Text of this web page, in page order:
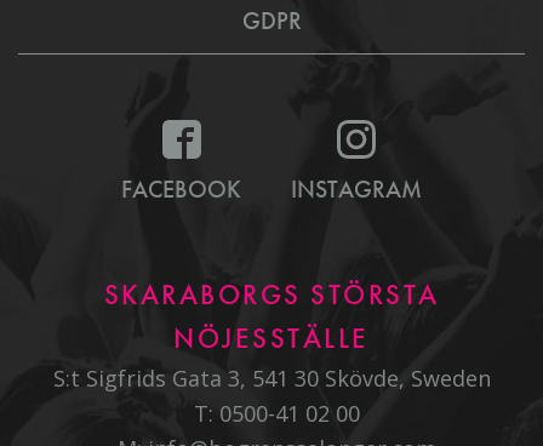
GDPR
FACEBOOK INSTAGRAM
SKARABORGS STÖRSTA
NÖJESSTÄLLE
S:t Sigfrids Gata 3, 541 30 Skövde, Sweden
T: 0500-41 02 00